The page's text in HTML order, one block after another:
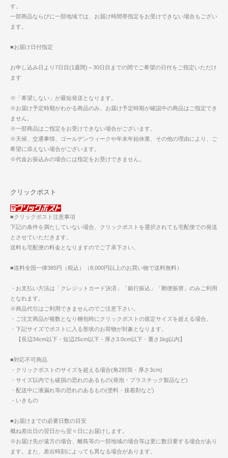
す。
一部商品ならびに一部地域では、お届け時間帯指定をお受けできない場合もござい
ます。
■お届け日付指定
お申し込み日より7日目(1週間)～30日目までの間でご希望の日付をご指定いただけ
ます
※「希望しない」が最短発送となります。
※お届け予定時期がわかる商品のみ。お届け予定時期が確認中の商品はご指定でき
ません。
※一部商品はご指定をお受けできない場合がございます。
※天候、交通事情、ゴールデンウィークや年末年始休業、その他の理由により、ご
希望に添えない場合がございます。
※代金お振込みの場合には指定をお受けできません。
クリックポスト
■クリックポスト注意事項
下記の条件を満たしていない場合、クリックポストを選択されても宅配便での発送
とさせていただきます。
送料も宅配便の料金となりますのでご了承下さい。
■送料全国一律385円（税込）（8,000円以上のお買い物で送料無料）
・お支払い方法は「クレジットカード決済」「銀行振込」「郵便振替」のみご利用
となれます。
※商品代引はご利用できませんのでご注意下さい。
・ご注文商品が複数となり梱包時にクリックポストの規定サイズを超える場合。
・下記サイズでポストに入る形状のお荷物が対象となります。
【長辺34cm以下・短辺25cm以下・厚さ3.0cm以下・重さ1kg以内】
■対応不可商品
・クリックポストのサイズを超える場合(角2封筒・厚さ3cm)
・サイズ以内でも破損の恐れのあるもの(発泡・プラスチック製品など)
・配送中に液漏れ等の恐れのあるもの(塗料・接着剤など)
・いきもの
■お届けまでの必要日数の目安
概ね差出日の翌日から翌々日にお届けします。
※お届け先が遠方の場合、離島等の一部地域の場合等は更に数日要する場合があり
ます。また、差出時刻によっても異なる場合があります。